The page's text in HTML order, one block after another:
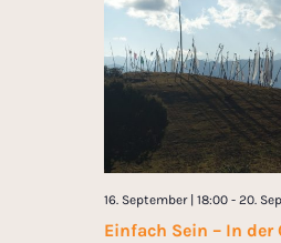
Einfach Sein – In der
16. September | 18:00- 20.